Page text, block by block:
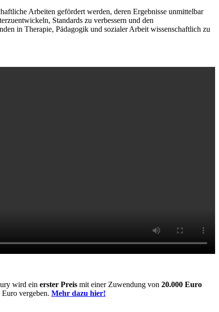
Arbeiten gefördert werden, deren Ergebnisse unmittelbar
Standards zu verbessern und den
in Therapie, Pädagogik und sozialer Arbeit wissenschaftlich zu
wird ein erster Preis mit einer Zuwendung von 20.000 Euro
vergeben. Mehr dazu hier!